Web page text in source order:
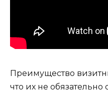
Преимущество
что их не обязательно